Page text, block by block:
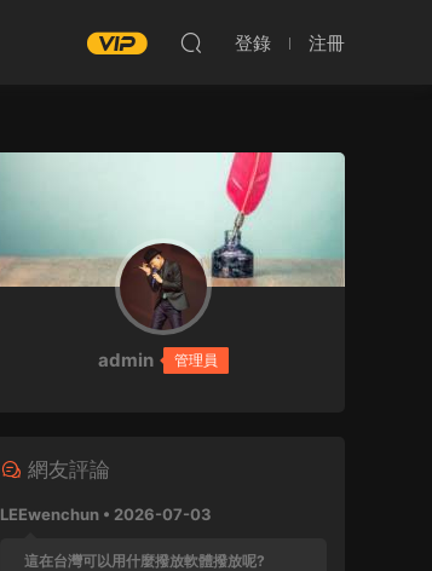
登錄 注冊
admin 管理員
網友評論
LEEwenchun • 2026-07-03
這在台灣可以用什麼撥放軟體撥放呢?